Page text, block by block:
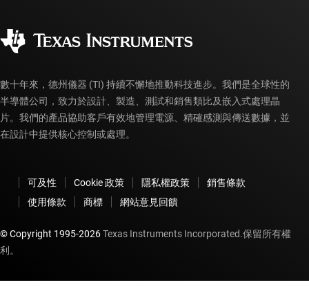
myTI 帳戶常見問題解答
數十年來，德州儀器 (TI) 持續不懈地推動科技進步。我們是全球性的
半導體公司，致力於設計、製造、測試和銷售類比及嵌入式處理晶
片。我們的產品協助客戶有效地管理電源、精確感測與傳送數據，並
在設計中提供核心控制或處理。
可及性 Cookie 政策 隱私權政策
銷售條款
使用條款
商標 網站意見回饋
© Copyright 1995-2026Texas Instruments Incorporated.保留所有權
利。